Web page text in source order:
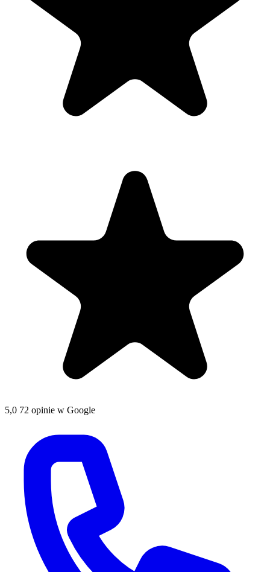
5,0 72 opinie w Google